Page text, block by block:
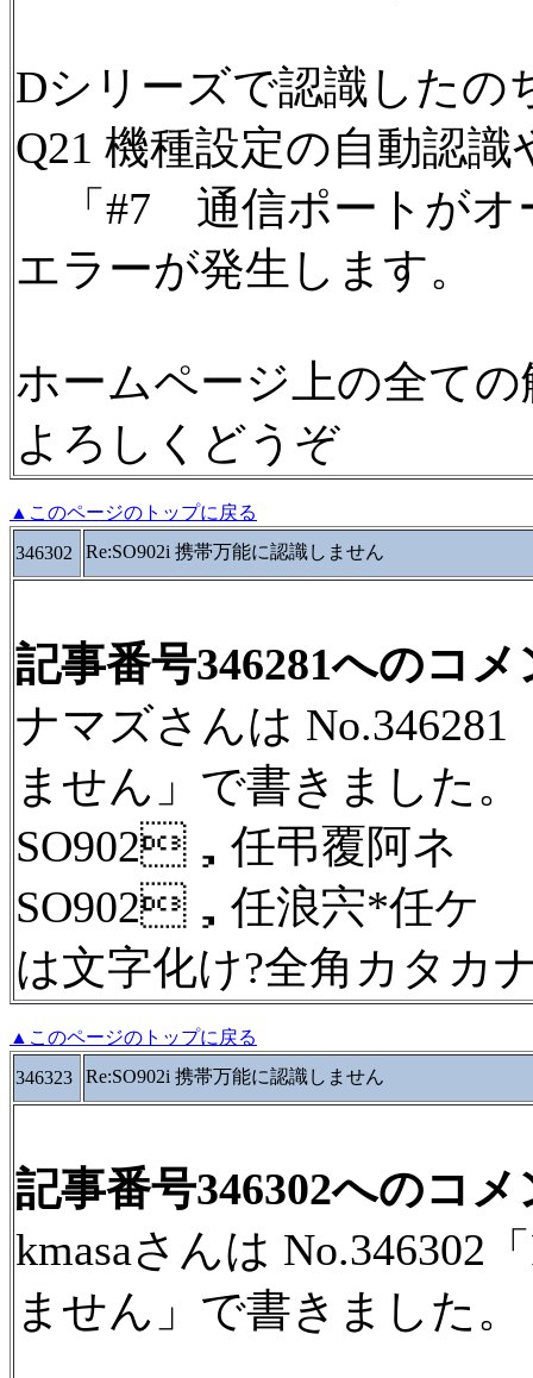
Dシリーズで認識した
Q21 機種設定の自動認
「#7 通信ポートがオ
エラーが発生します。
ホームページ上の全て
よろしくどうぞ
▲このページのトップに戻る
346302
Re:SO902i 携帯万能に認識しません
記事番号346281へのコメ
ナマズさんは No.346281
ません」で書きました。
SO902，任弔覆阿ネ
SO902，任浪宍*任ケ
は文字化け?全角カタカ
▲このページのトップに戻る
346323
Re:SO902i 携帯万能に認識しません
記事番号346302へのコメ
kmasaさんは No.346302
ません」で書きました。